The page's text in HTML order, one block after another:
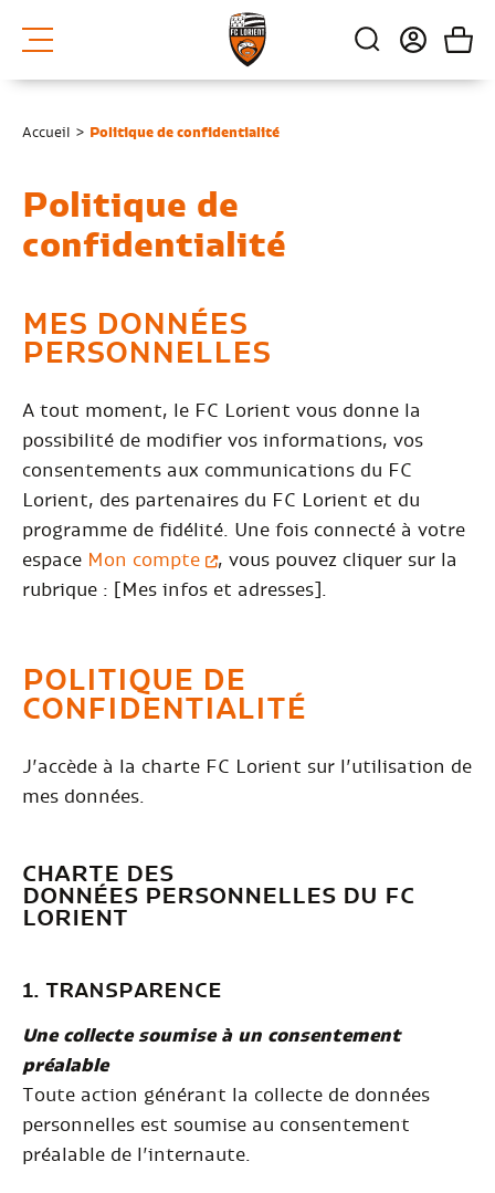
Accueil > Politique de confidentialité
Politique de
confidentialité
MES DONNÉES
PERSONNELLES
A tout moment, le FC Lorient vous donne la
possibilité de modifier vos informations, vos
consentements aux communications du FC
Lorient, des partenaires du FC Lorient et du
programme de fidélité. Une fois connecté à votre
espace Mon compte
, vous pouvez cliquer sur la
rubrique : [Mes infos et adresses].
POLITIQUE DE
CONFIDENTIALITÉ
J’accède à la charte FC Lorient sur l’utilisation de
mes données.
CHARTE DES
DONNÉES PERSONNELLES DU FC
LORIENT
1. TRANSPARENCE
Une collecte soumise à un consentement
préalable
Toute action générant la collecte de données
personnelles est soumise au consentement
préalable de l’internaute.